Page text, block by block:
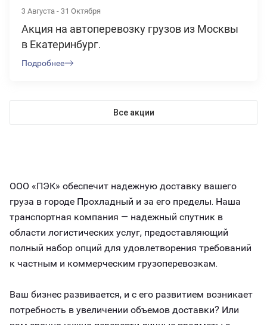
3 Августа - 31 Октября
Акция на автоперевозку грузов из Москвы
в Екатеринбург.
Подробнее
Все акции
ООО «ПЭК» обеспечит надежную доставку вашего
груза в городе Прохладный и за его пределы. Наша
транспортная компания — надежный спутник в
области логистических услуг, предоставляющий
полный набор опций для удовлетворения требований
к частным и коммерческим грузоперевозкам.
Ваш бизнес развивается, и с его развитием возникает
потребность в увеличении объемов доставки? Или